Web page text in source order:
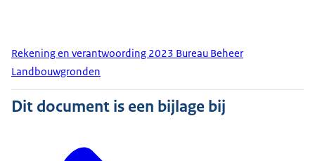
Rekening en verantwoording 2023 Bureau Beheer
Landbouwgronden
Dit document is een bijlage bij